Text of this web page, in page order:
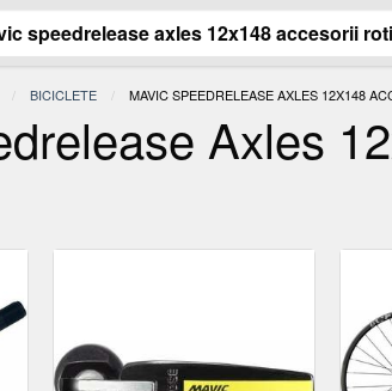
BICICLETE ACTUAL:
MAVIC SPEEDRELEASE AXLES 12X148
Axles